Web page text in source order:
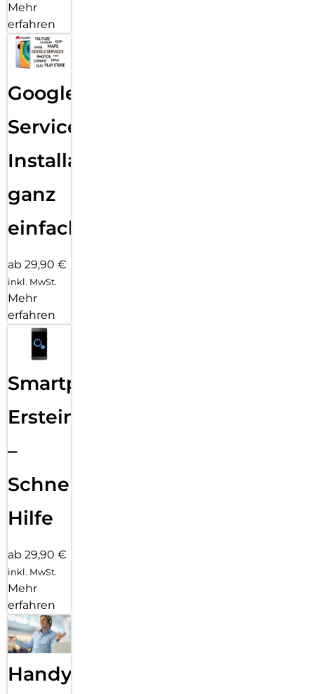
Mehr
erfahren
Google
Services
Installation
ganz
einfach
ab 29,90 €
inkl. MwSt.
Mehr
erfahren
Smartphone
Ersteinrichtung
–
Schnelle
Hilfe
ab 29,90 €
inkl. MwSt.
Mehr
erfahren
Handy